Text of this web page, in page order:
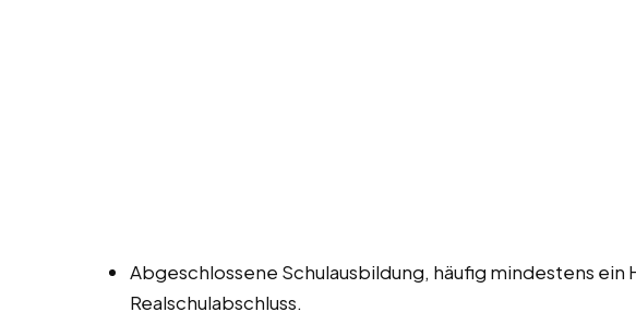
Abgeschlossene Schulausbildung, häufig mindestens ein
Realschulabschluss.